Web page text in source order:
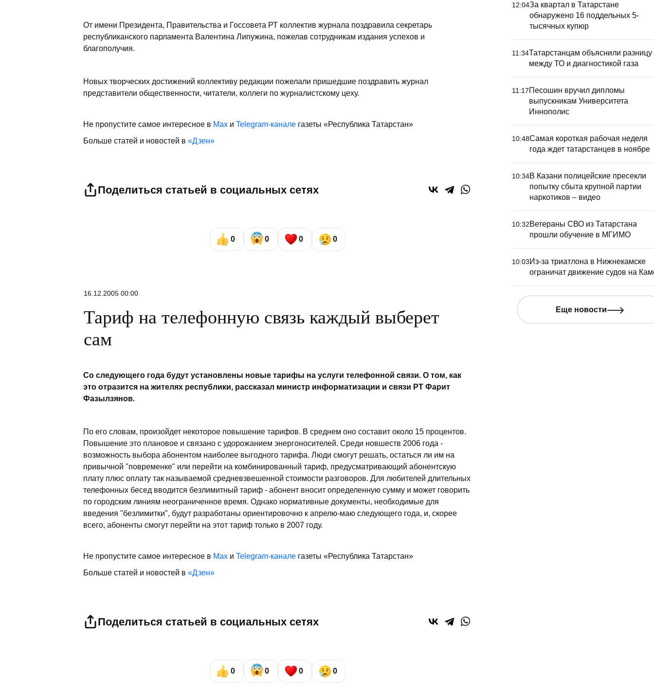
От имени Президента, Правительства и Госсовета РТ коллектив журнала поздравила секретарь
республиканского парламента Валентина Липужина, пожелав сотрудникам издания успехов и
благополучия.
Новых творческих достижений коллективу редакции пожелали пришедшие поздравить журнал
представители общественности, читатели, коллеги по журналистскому цеху.
Не пропустите самое интересное в Max и Telegram-канале газеты «Республика Татарстан»
Больше статей и новостей в «Дзен»
Поделиться статьей в социальных сетях
0 0 0 0
16.12.2005 00:00
Тариф на телефонную связь каждый выберет
сам
Со следующего года будут установлены новые тарифы на услуги телефонной связи. О том, как
это отразится на жителях республики, рассказал министр информатизации и связи РТ Фарит
Фазылзянов.
По его словам, произойдет некоторое повышение тарифов. В среднем оно составит около 15 процентов.
Повышение это плановое и связано с удорожанием энергоносителей. Среди новшеств 2006 года -
возможность выбора абонентом наиболее выгодного тарифа. Люди смогут решать, остаться ли им на
привычной "повременке" или перейти на комбинированный тариф, предусматривающий абонентскую
плату плюс оплату так называемой средневзвешенной стоимости разговоров. Для любителей длительных
телефонных бесед вводится безлимитный тариф - абонент вносит определенную сумму и может говорить
по городским линиям неограниченное время. Однако нормативные документы, необходимые для
введения "безлимитки", будут разработаны ориентировочно к апрелю-маю следующего года, и, скорее
всего, абоненты смогут перейти на этот тариф только в 2007 году.
Не пропустите самое интересное в Max и Telegram-канале газеты «Республика Татарстан»
Больше статей и новостей в «Дзен»
Поделиться статьей в социальных сетях
0 0 0 0
12:04За квартал в Татарстане
обнаружено 16 поддельных 5-
тысячных купюр
11:34Татарстанцам объяснили разницу
между ТО и диагностикой газа
11:17Песошин вручил дипломы
выпускникам Университета
Иннополис
10:48Самая короткая рабочая неделя
года ждет татарстанцев в ноябре
10:34В Казани полицейские пресекли
попытку сбыта крупной партии
наркотиков – видео
10:32Ветераны СВО из Татарстана
прошли обучение в МГИМО
10:03Из-за триатлона в Нижнекамске
ограничат движение судов на
Еще новости